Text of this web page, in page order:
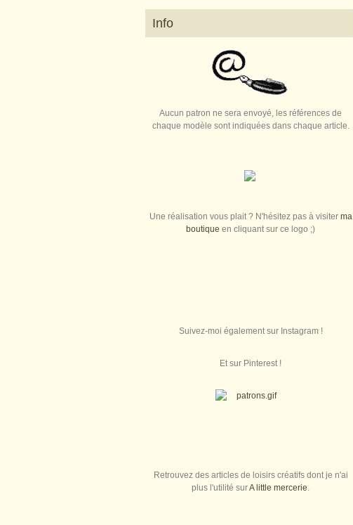
Info
Aucun patron ne sera envoyé, les références de
chaque modèle sont indiquées dans chaque article.
Une réalisation vous plait ? N'hésitez pas à visiter ma
boutique en cliquant sur ce logo ;)
Suivez-moi également sur Instagram !
Et sur Pinterest !
Retrouvez des articles de loisirs créatifs dont je n'ai
plus l'utilité surA little mercerie.